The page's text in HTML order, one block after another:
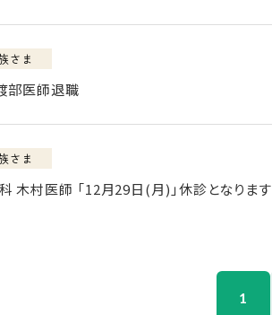
さま
部医師退職
さま
木村医師 「12月29日(月)」休診となります
1